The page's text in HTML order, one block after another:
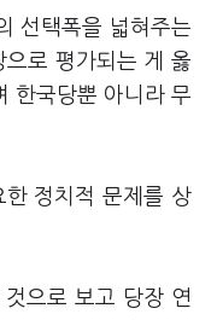
선택폭을 넓혀주는
로 평가되는 게 옳
한국당뿐 아니라 무
정치적 문제를 상
으로 보고 당장 연